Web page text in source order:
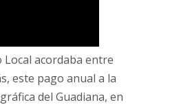
Local acordaba entre
este pago anual a la
del Guadiana, en